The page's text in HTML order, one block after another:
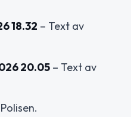
18.32 – Text av
20.05 – Text av